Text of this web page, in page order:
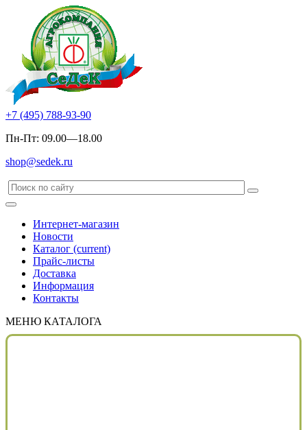
+7 (495) 788-93-90
Пн-Пт: 09.00—18.00
shop@sedek.ru
Интернет-магазин
Новости
Каталог (current)
Прайс-листы
Доставка
Информация
Контакты
МЕНЮ КАТАЛОГА